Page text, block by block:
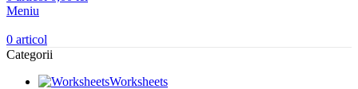
Meniu
0 articol
Categorii
Worksheets